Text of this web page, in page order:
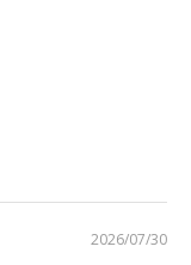
2026/07/30